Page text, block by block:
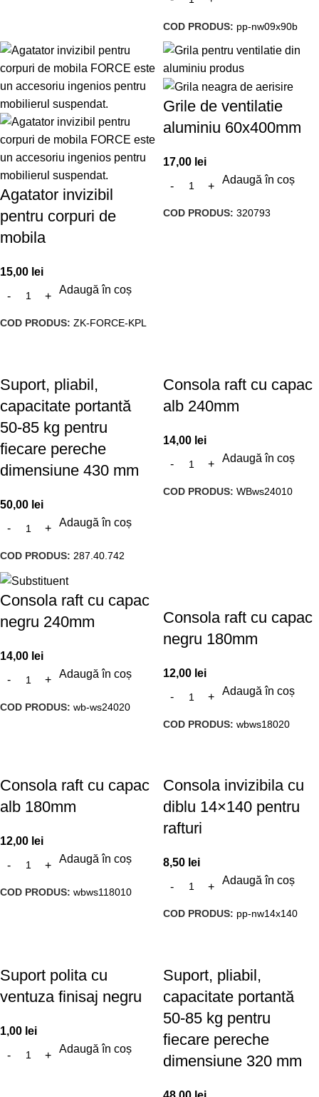
COD PRODUS: pp-nw09x90b
Agatator invizibil
pentru corpuri de
mobila
15,00 lei
Adaugă în coș
COD PRODUS: ZK-FORCE-KPL
Grile de ventilatie
aluminiu 60x400mm
17,00 lei
Adaugă în coș
COD PRODUS: 320793
Suport, pliabil,
capacitate portantă
50-85 kg pentru
fiecare pereche
dimensiune 430 mm
50,00 lei
Adaugă în coș
COD PRODUS: 287.40.742
Consola raft cu capac
alb 240mm
14,00 lei
Adaugă în coș
COD PRODUS: WBws24010
Consola raft cu capac
negru 240mm
14,00 lei
Adaugă în coș
COD PRODUS: wb-ws24020
Consola raft cu capac
negru 180mm
12,00 lei
Adaugă în coș
COD PRODUS: wbws18020
Consola raft cu capac
alb 180mm
12,00 lei
Adaugă în coș
COD PRODUS: wbws118010
Consola invizibila cu
diblu 14×140 pentru
rafturi
8,50 lei
Adaugă în coș
COD PRODUS: pp-nw14x140
Suport polita cu
ventuza finisaj negru
1,00 lei
Adaugă în coș
Suport, pliabil,
capacitate portantă
50-85 kg pentru
fiecare pereche
dimensiune 320 mm